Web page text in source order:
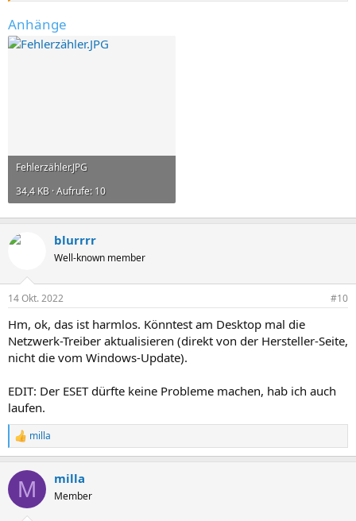
Anhänge
Fehlerzähler.JPG
34,4 KB · Aufrufe: 10
blurrrr
Well-known member
14 Okt. 2022 #10
Hm, ok, das ist harmlos. Könntest am Desktop mal die
Netzwerk-Treiber aktualisieren (direkt von der Hersteller-Seite,
nicht die vom Windows-Update).
EDIT: Der ESET dürfte keine Probleme machen, hab ich auch
laufen.
R
e
k
i
milla
M milla
Member